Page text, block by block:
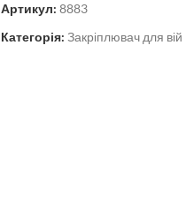
Артикул: 8883
Категорія: Закріплювач для вій